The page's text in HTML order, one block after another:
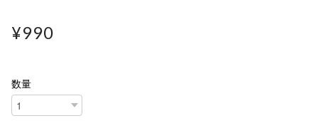
¥990
数量